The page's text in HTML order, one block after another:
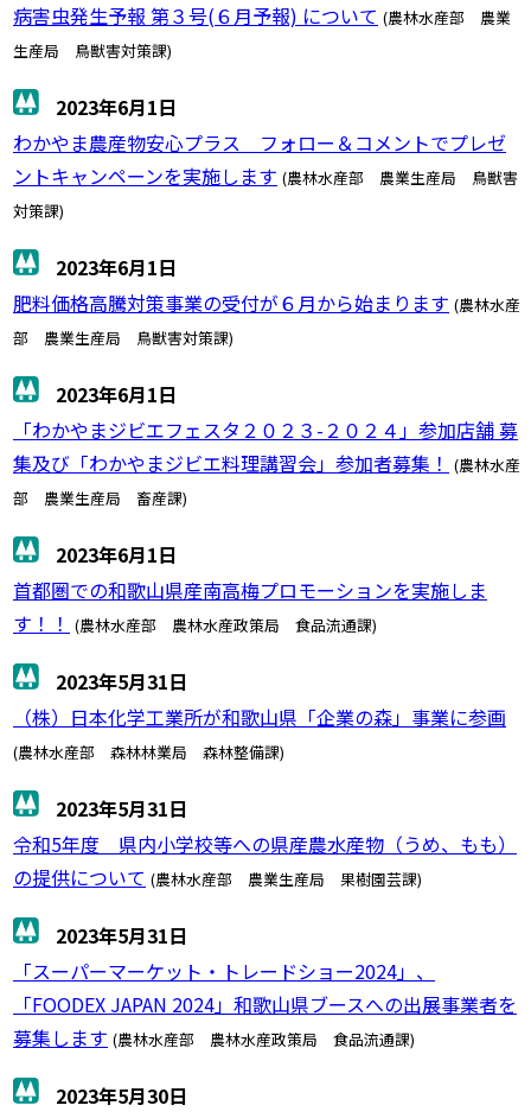
病害虫発生予報 第３号(６月予報) について (農林水産部 農業
生産局 鳥獣害対策課)
2023年6月1日
わかやま農産物安心プラス フォロー＆コメントでプレゼ
ントキャンペーンを実施します (農林水産部 農業生産局 鳥獣害
対策課)
2023年6月1日
肥料価格高騰対策事業の受付が６月から始まります (農林水産
部 農業生産局 鳥獣害対策課)
2023年6月1日
「わかやまジビエフェスタ２０２３-２０２４」参加店舗 募
集及び「わかやまジビエ料理講習会」参加者募集！ (農林水産
部 農業生産局 畜産課)
2023年6月1日
首都圏での和歌山県産南高梅プロモーションを実施しま
す！！ (農林水産部 農林水産政策局 食品流通課)
2023年5月31日
（株）日本化学工業所が和歌山県「企業の森」事業に参画
(農林水産部 森林林業局 森林整備課)
2023年5月31日
令和5年度 県内小学校等への県産農水産物（うめ、もも）
の提供について (農林水産部 農業生産局 果樹園芸課)
2023年5月31日
「スーパーマーケット・トレードショー2024」、
「FOODEX JAPAN 2024」和歌山県ブースへの出展事業者を
募集します (農林水産部 農林水産政策局 食品流通課)
2023年5月30日